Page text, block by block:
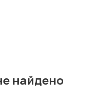
найдено